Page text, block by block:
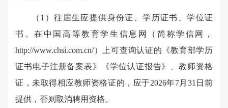
（ 1 ）往届生应提供身份证、学历证书、学位证
书、在中国高等教育学生信息网（简称学信网，
http://www.chsi.com.cn/）上可查询认证的《教育部学历
证书电子注册备案表》《学位认证报告》
、教师资格
证，未取得相应教师资格证的，应于2026年7月 31 日前
提供，否则取消聘用资格。